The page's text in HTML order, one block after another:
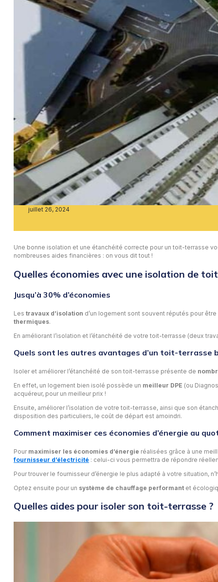
juillet 26, 2024
Une bonne isolation et une étanchéité correcte pour un toit-terrasse
nombreuses aides financières : on vous dit tout !
Quelles économies avec une isolation de
Jusqu’à 30% d’économies
Les travaux d’isolation d’un logement sont souvent réputés pour
thermiques.
En améliorant l’isolation et l’étanchéité de votre toit-terrasse (deux
Quels sont les autres avantages d’un toit-terrasse
Isoler et améliorer l’étanchéité de son toit-terrasse présente de
En effet, un logement bien isolé possède un meilleur DPE (ou
acquéreur, pour un meilleur prix !
Ensuite, améliorer l’isolation de votre toit-terrasse, ainsi que son
disposition des particuliers, le coût de départ est amoindri.
Comment maximiser ces économies d’énergie au
Pour maximiser les économies d’énergie réalisées grâce à une
fournisseur d’électricité : celui-ci vous permettra de répondre
Pour trouver le fournisseur d’énergie le plus adapté à votre situation,
Optez ensuite pour un système de chauffage performant et
Quelles aides pour isoler son toit-terrasse ?